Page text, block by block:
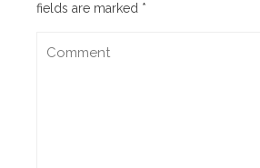
fields are marked *